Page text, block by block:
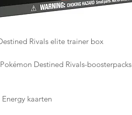
Rivals elite trainer box
Destined Rivals-boosterpacks
kaarten